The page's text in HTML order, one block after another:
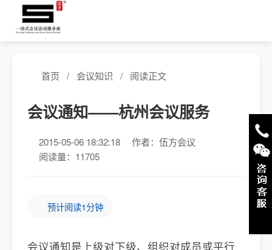
首页 / 会议知识 / 阅读正文
会议通知——杭州会议服务
2015-05-06 18:32:18
作者：伍方会议
阅读量：11705
预计阅读1分钟
会议通知是上级对下级、组织对成员或平行